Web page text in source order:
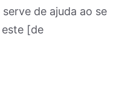
de ajuda ao se
[de